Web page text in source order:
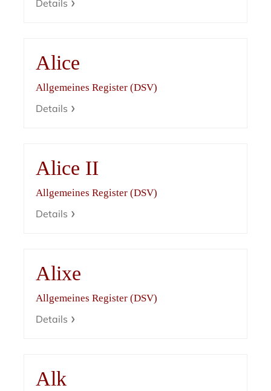
Details
Alice
Allgemeines Register (DSV)
Details
Alice II
Allgemeines Register (DSV)
Details
Alixe
Allgemeines Register (DSV)
Details
Alk